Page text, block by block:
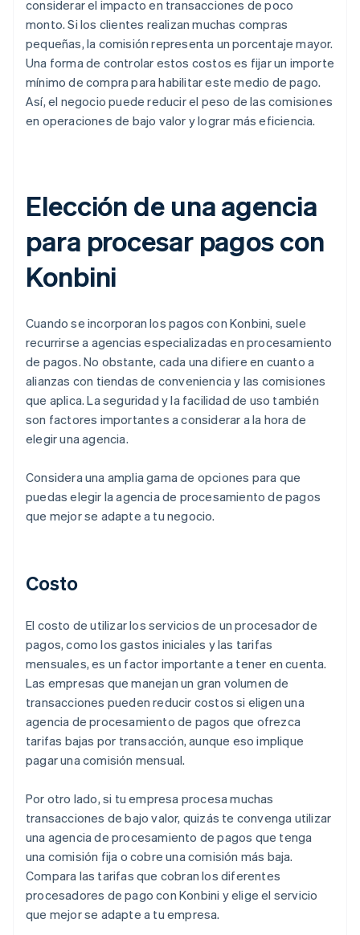
considerar el impacto en transacciones de poco
monto. Si los clientes realizan muchas compras
pequeñas, la comisión representa un porcentaje mayor.
Una forma de controlar estos costos es fijar un importe
mínimo de compra para habilitar este medio de pago.
Así, el negocio puede reducir el peso de las comisiones
en operaciones de bajo valor y lograr más eficiencia.
Elección de una agencia
para procesar pagos con
Konbini
Cuando se incorporan los pagos con Konbini, suele
recurrirse a agencias especializadas en procesamiento
de pagos. No obstante, cada una difiere en cuanto a
alianzas con tiendas de conveniencia y las comisiones
que aplica. La seguridad y la facilidad de uso también
son factores importantes a considerar a la hora de
elegir una agencia.
Considera una amplia gama de opciones para que
puedas elegir la agencia de procesamiento de pagos
que mejor se adapte a tu negocio.
Costo
El costo de utilizar los servicios de un procesador de
pagos, como los gastos iniciales y las tarifas
mensuales, es un factor importante a tener en cuenta.
Las empresas que manejan un gran volumen de
transacciones pueden reducir costos si eligen una
agencia de procesamiento de pagos que ofrezca
tarifas bajas por transacción, aunque eso implique
pagar una comisión mensual.
Por otro lado, si tu empresa procesa muchas
transacciones de bajo valor, quizás te convenga utilizar
una agencia de procesamiento de pagos que tenga
una comisión fija o cobre una comisión más baja.
Compara las tarifas que cobran los diferentes
procesadores de pago con Konbini y elige el servicio
que mejor se adapte a tu empresa.